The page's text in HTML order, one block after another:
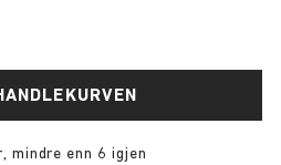
mindre enn 6 igjen